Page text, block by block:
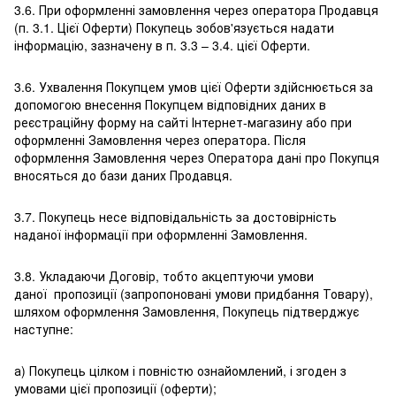
3.6. При оформленні замовлення через оператора Продавця
(п. 3.1. Цієї Оферти) Покупець зобов'язується надати
інформацію, зазначену в п. 3.3 – 3.4. цієї Оферти.
3.6. Ухвалення Покупцем умов цієї Оферти здійснюється за
допомогою внесення Покупцем відповідних даних в
реєстраційну форму на сайті Інтернет-магазину або при
оформленні Замовлення через оператора. Після
оформлення Замовлення через Оператора дані про Покупця
вносяться до бази даних Продавця.
3.7. Покупець несе відповідальність за достовірність
наданої інформації при оформленні Замовлення.
3.8. Укладаючи Договір, тобто акцептуючи умови
даної пропозиції (запропоновані умови придбання Товару),
шляхом оформлення Замовлення, Покупець підтверджує
наступне:
а) Покупець цілком і повністю ознайомлений, і згоден з
умовами цієї пропозиції (оферти);